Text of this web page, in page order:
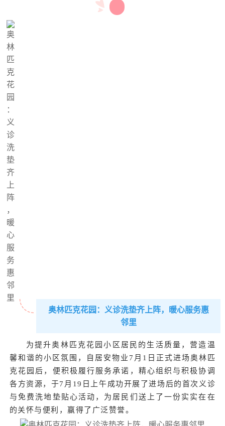
奥林匹克花园：义诊洗垫齐上阵，暖心服务惠
邻里
为提升奥林匹克花园小区居民的生活质量，营造温
馨和谐的小区氛围，自居安物业7月1日正式进场奥林匹
克花园后，便积极履行服务承诺，精心组织与积极协调
各方资源，于7月19日上午成功开展了进场后的首次义诊
与免费洗地垫贴心活动，为居民们送上了一份实实在在
的关怀与便利，赢得了广泛赞誉。